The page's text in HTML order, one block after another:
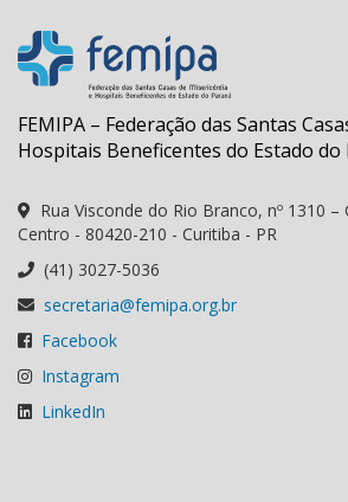
FEMIPA – Federação das Santas
Hospitais Beneficentes do Estado do
Rua Visconde do Rio Branco, nº 1310 –
Centro - 80420-210 - Curitiba - PR
(41) 3027-5036
secretaria@femipa.org.br
Facebook
Instagram
LinkedIn